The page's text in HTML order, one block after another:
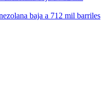
baja a 712 mil barriles